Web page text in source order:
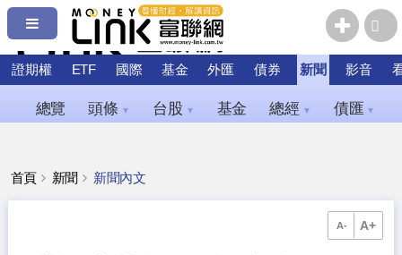
證期權 ETF 國際 基金 外匯 債券 新聞 影音
總覽 頭條 ▼ 台股 ▼ 基金 總經 ▼ 債匯 ▼
首頁 新聞 新聞內文
A- A+